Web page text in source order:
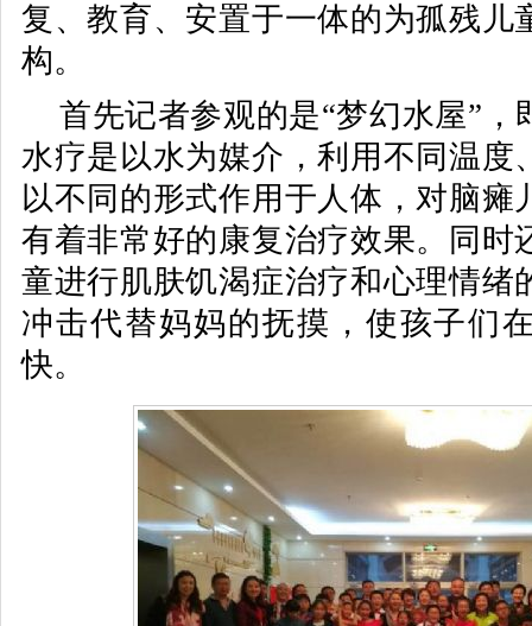
复、教育、安置于一体的为孤残儿
构。
首先记者参观的是“梦幻水屋”，
水疗是以水为媒介，利用不同温度
以不同的形式作用于人体，对脑瘫
有着非常好的康复治疗效果。同时
童进行肌肤饥渴症治疗和心理情绪
冲击代替妈妈的抚摸，使孩子们
快。